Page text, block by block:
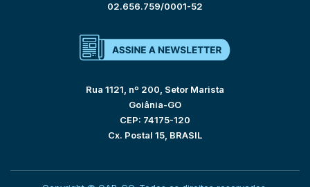
02.656.759/0001-52
Rua 1121, nº 200, Setor Marista
Goiânia-GO
CEP: 74175-120
Cx. Postal 15, BRASIL